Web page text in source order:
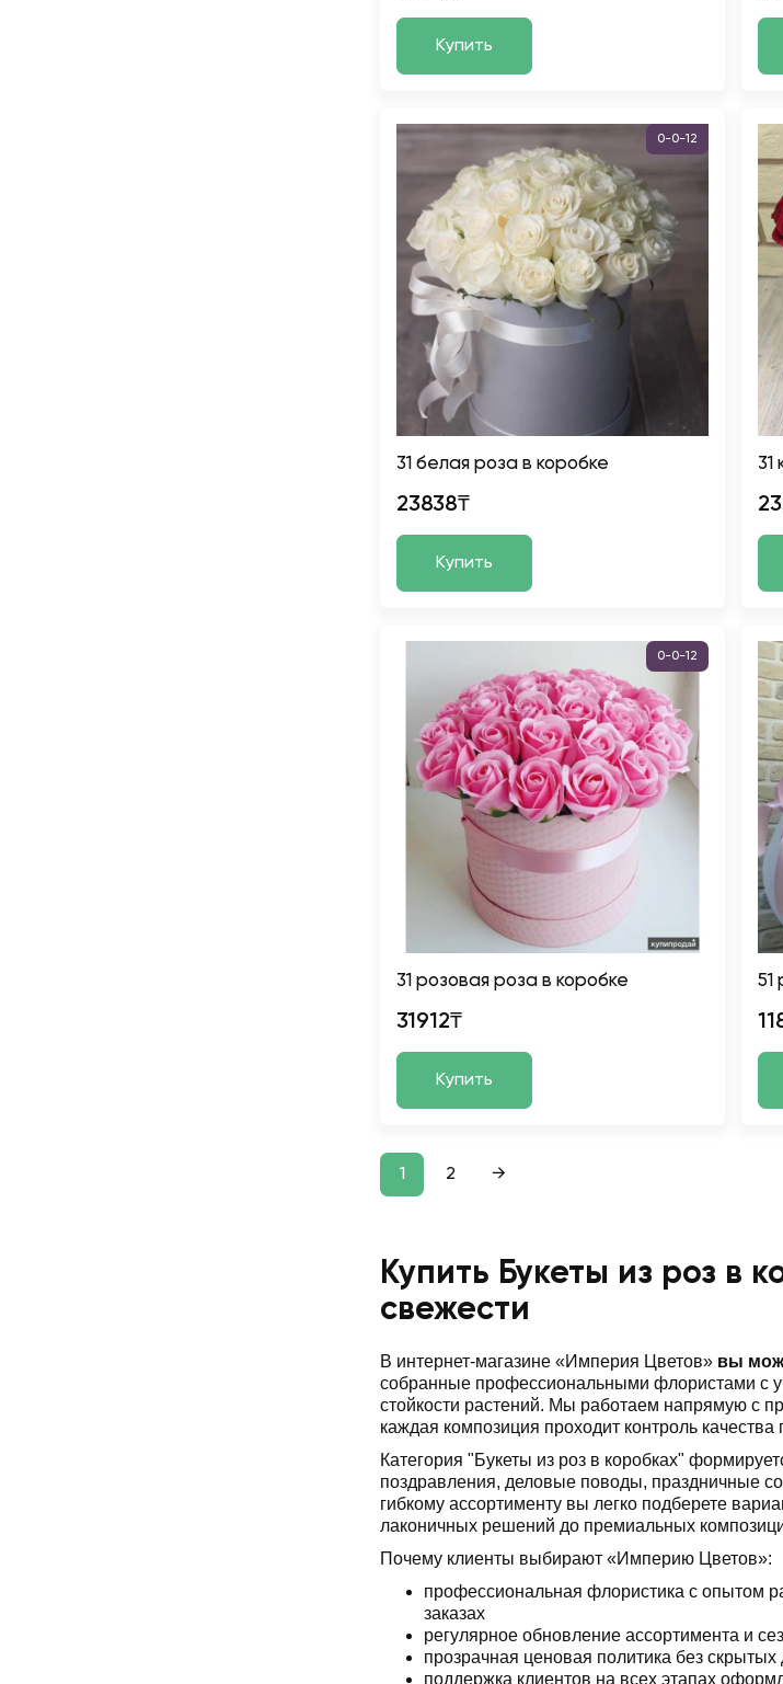
Купить
0-0-12
31 белая роза в коробке
23838₸
Купить
31
0-0-12
31 розовая роза в коробке
31912₸
Купить
51
1 2 →
Купить Букеты из роз в
свежести
В интернет-магазине «Империя Цветов» вы
собранные профессиональными флористами с
стойкости растений. Мы работаем напрямую с
каждая композиция проходит контроль качества
Категория "Букеты из роз в коробках"
поздравления, деловые поводы, праздничные
гибкому ассортименту вы легко подберете
лаконичных решений до премиальных
Почему клиенты выбирают «Империю Цветов»:
профессиональная флористика с опытом
заказах
регулярное обновление ассортимента и
прозрачная ценовая политика без скрытых
поддержка клиентов на всех этапах